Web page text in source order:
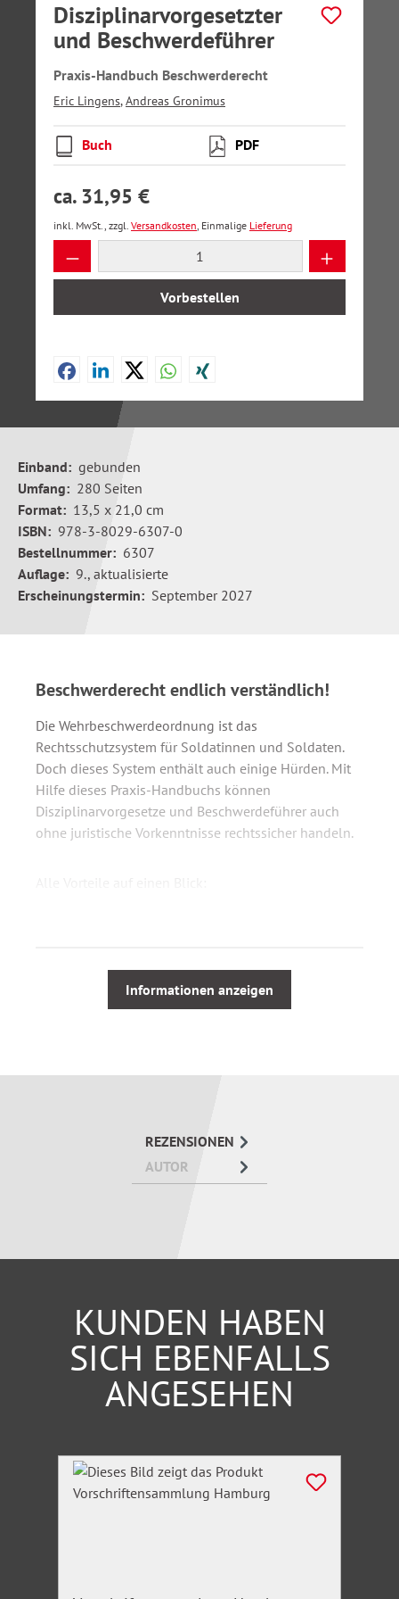
Disziplinarvorgesetzter
und Beschwerdeführer
Praxis-Handbuch Beschwerderecht
Eric Lingens,Andreas Gronimus
Buch PDF
ca. 31,95 €
inkl. MwSt., zzgl. Versandkosten, Einmalige Lieferung
Produkt Anzahl: Gib den gewünschten
Vorbestellen
Einband: gebunden
Umfang: 280 Seiten
Format: 13,5 x 21,0 cm
ISBN: 978-3-8029-6307-0
Bestellnummer: 6307
Auflage: 9., aktualisierte
Erscheinungstermin: September 2027
Beschwerderecht endlich verständlich!
Die Wehrbeschwerdeordnung ist das
Rechtsschutzsystem für Soldatinnen und Soldaten.
Doch dieses System enthält auch einige Hürden. Mit
Hilfe dieses Praxis-Handbuchs können
Disziplinarvorgesetze und Beschwerdeführer auch
ohne juristische Vorkenntnisse rechtssicher handeln.
Nachvollziehbare Beispiele aus der Praxis
verdeutlichen die Anwendung des
"Der Rechtslehrer, Rechtsberater und
Informationen anzeigen
REZENSIONEN
AUTOR
KUNDEN HABEN
SICH EBENFALLS
ANGESEHEN
Produktgalerie überspringen